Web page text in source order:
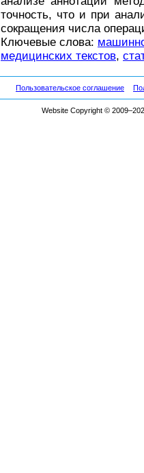
точность, что и при
сокращения числа
Ключевые слова:
медицинских текстов,
Пользовательское соглашение
Website Copyright ©